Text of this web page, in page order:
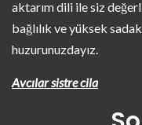
aktarım dili ile siz
bağlılık ve yüksek
huzurunuzdayız.
Avcılar sistre cila